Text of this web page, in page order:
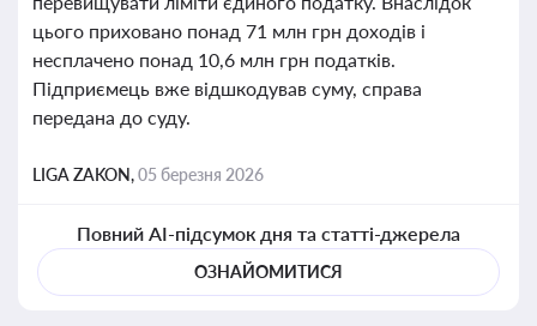
цього приховано понад 71 млн грн доходів і
несплачено понад 10,6 млн грн податків.
Підприємець вже відшкодував суму, справа
передана до суду.
LIGA ZAKON,05 березня 2026
Повний AI-підсумок дня та статті-джерела
ОЗНАЙОМИТИСЯ